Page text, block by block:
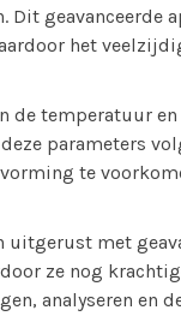
geavanceerde
het
de temperatuur
parameters
te
met
ze nog
analyseren en